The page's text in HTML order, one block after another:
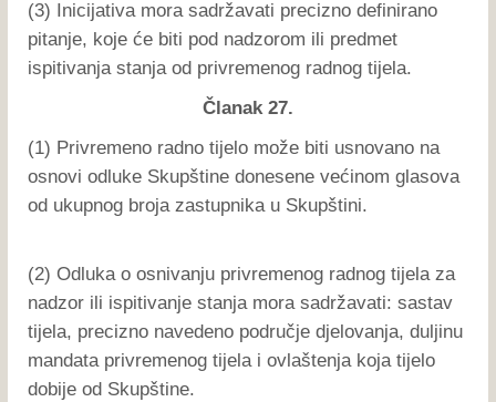
(3) Inicijativa mora sadržavati precizno definirano
pitanje, koje će biti pod nadzorom ili predmet
ispitivanja stanja od privremenog radnog tijela.
Članak 27.
(1) Privremeno radno tijelo može biti usnovano na
osnovi odluke Skupštine donesene većinom glasova
od ukupnog broja zastupnika u Skupštini.
(2) Odluka o osnivanju privremenog radnog tijela za
nadzor ili ispitivanje stanja mora sadržavati: sastav
tijela, precizno navedeno područje djelovanja, duljinu
mandata privremenog tijela i ovlaštenja koja tijelo
dobije od Skupštine.